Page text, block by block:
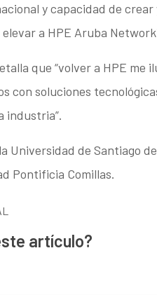
y capacidad de
a HPE Aruba
que “volver a HPE me
con soluciones
industria”.
Universidad de Santiago
Pontificia Comillas.
artículo?